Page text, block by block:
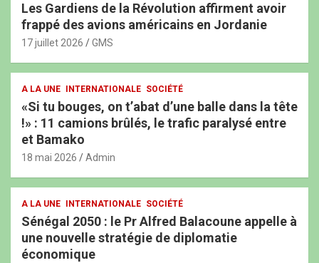
Les Gardiens de la Révolution affirment avoir
frappé des avions américains en Jordanie
17 juillet 2026 GMS
A LA UNE INTERNATIONALE SOCIÉTÉ
«Si tu bouges, on t’abat d’une balle dans la tête
!» : 11 camions brûlés, le trafic paralysé entre
et Bamako
18 mai 2026 Admin
A LA UNE INTERNATIONALE SOCIÉTÉ
Sénégal 2050 : le Pr Alfred Balacoune appelle à
une nouvelle stratégie de diplomatie
économique